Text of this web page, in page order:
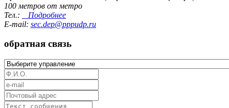
100 метров от метро
Тел.:
Подробнее
E-mail: sec.dep@pppudp.ru
обратная связь